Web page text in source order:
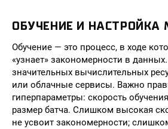
ОБУЧЕНИЕ И НАСТРОЙКА
Обучение — это процесс, в ходе
«узнает» закономерности в
значительных вычислительных
или облачные сервисы. Важно
гиперпараметры: скорость
размер батча. Слишком высокая
не усвоит закономерности;